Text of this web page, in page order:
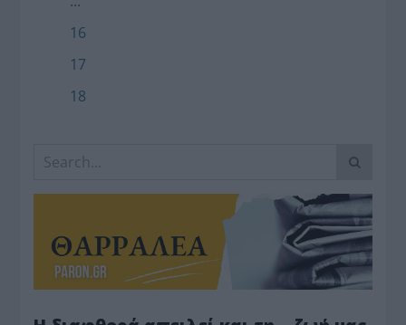
16
17
18